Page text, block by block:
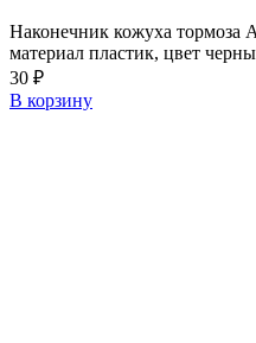
Наконечник кожуха тормоза
материал пластик, цвет
30 ₽
В корзину